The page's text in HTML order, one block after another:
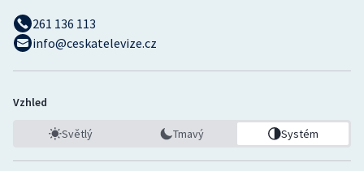
261 136 113
info@ceskatelevize.cz
Vzhled
Světlý Tmavý Systém